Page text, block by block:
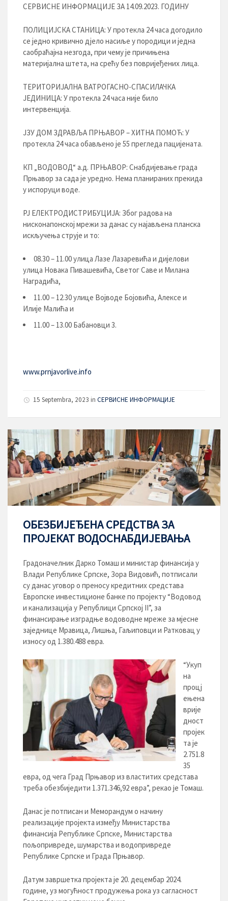
СЕРВИСНЕ ИНФОРМАЦИЈЕ ЗА 14.09.2023. ГОДИНУ
ПОЛИЦИЈСКА СТАНИЦА: У протекла 24 часа догодило
се једно кривично дјело насиље у породици и једна
саобраћајна незгода, при чему је причињена
материјална штета, на срећу без повријеђених лица.
ТЕРИТОРИЈАЛНА ВАТРОГАСНО-СПАСИЛАЧКА
ЈЕДИНИЦА: У протекла 24 часа није било
интервенција.
ЈЗУ ДОМ ЗДРАВЉА ПРЊАВОР – ХИТНА ПОМОЋ: У
протекла 24 часа обављено је 55 прегледа пацијената.
КП „ВОДОВОД“ а.д. ПРЊАВОР: Снабдијевање града
Прњавор за сада је уредно. Нема планираних прекида
у испоруци воде.
РЈ ЕЛЕКТРОДИСТРИБУЦИЈA: Због радова на
нисконапонској мрежи за данас су најављена планска
искључења струје и то:
08.30 – 11.00 улица Лазе Лазаревића и дијелови
улица Новака Пивашевића, Светог Саве и Милана
Наградића,
11.00 – 12.30 улице Војводе Бојовића, Алексе и
Илије Малића и
11.00 – 13.00 Бабановци 3.
www.prnjavorlive.info
15 Septembra, 2023 in СЕРВИСНЕ ИНФОРМАЦИЈЕ
ОБЕЗБИЈЕЂЕНА СРЕДСТВА ЗА
ПРОЈЕКАТ ВОДОСНАБДИЈЕВАЊА
Градоначелник Дарко Томаш и министар финансија у
Влади Републике Српске, Зора Видовић, потписали
су данас уговор о преносу кредитних средстава
Европске инвестиционе банке по пројекту “Водовод
и канализација у Републици Српској II”, за
финансирање изградње водоводне мреже за мјесне
заједнице Мравица, Лишња, Гаљиповци и Ратковац у
износу од 1.380.488 евра.
“Укуп
на
процј
ењена
врије
дност
пројек
та је
2.751.8
35
евра, од чега Град Прњавор из властитих средстава
треба обезбиједити 1.371.346,92 евра”, рекао je Томаш.
Данас је потписан и Меморандум о начину
реализације пројекта између Министарства
финансија Републике Српске, Министарства
пољопривреде, шумарства и водопривреде
Републике Српске и Града Прњавор.
Датум завршетка пројекта је 20. децембар 2024.
године, уз могућност продужења рока уз сагласност